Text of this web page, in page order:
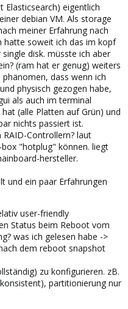
eigentlich
debian VM. Als storage
meiner Erfahrung nach
hatte soweit ich das im kopf
disk. müsste ich aber
(ram hat er genug) weiters
dass wenn ich
physisch gezogen habe,
als auch im terminal
(alle Platten auf Grün) und
nichts passiert ist.
Controllern? laut
"hotplug" können. liegt
hersteller.
und ein paar Erfahrungen
user-friendly
Status beim Reboot vom
was ich gelesen habe ->
dem reboot snapshot
zu konfigurieren. zB.
partitionierung nur